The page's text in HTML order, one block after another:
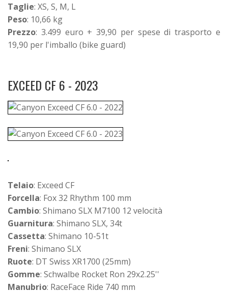
Taglie: XS, S, M, L
Peso: 10,66 kg
Prezzo: 3.499 euro + 39,90 per spese di trasporto e
19,90 per l'imballo (bike guard)
EXCEED CF 6 - 2023
Telaio: Exceed CF
Forcella: Fox 32 Rhythm 100 mm
Cambio: Shimano SLX M7100 12 velocità
Guarnitura: Shimano SLX, 34t
Cassetta: Shimano 10-51t
Freni: Shimano SLX
Ruote: DT Swiss XR1700 (25mm)
Gomme: Schwalbe Rocket Ron 29x2.25''
Manubrio: RaceFace Ride 740 mm